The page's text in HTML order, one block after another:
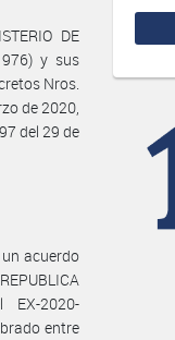
DE
y sus
Nros.
de 2020,
del 29 de
un acuerdo
EX-2020-
entre